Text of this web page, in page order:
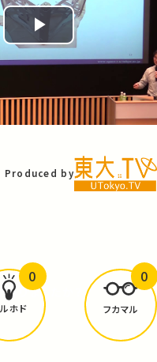
Play
Produced by
ありましたか？
ホド
0
フカマル
0